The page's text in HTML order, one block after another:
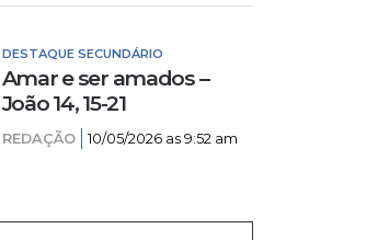
DESTAQUE SECUNDÁRIO
Amar e ser amados –
João 14, 15-21
REDAÇÃO 10/05/2026 as 9:52 am